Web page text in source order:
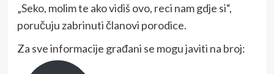
„Seko, molim te ako vidiš ovo, reci nam gdje si“,
poručuju zabrinuti članovi porodice.
Za sve informacije građani se mogu javiti na broj: